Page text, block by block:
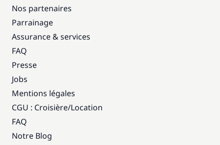
Nos partenaires
Parrainage
Assurance & services
FAQ
Presse
Jobs
Mentions légales
CGU : Croisière/Location
FAQ
Notre Blog